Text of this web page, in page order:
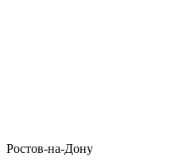
Ростов-на-Дону